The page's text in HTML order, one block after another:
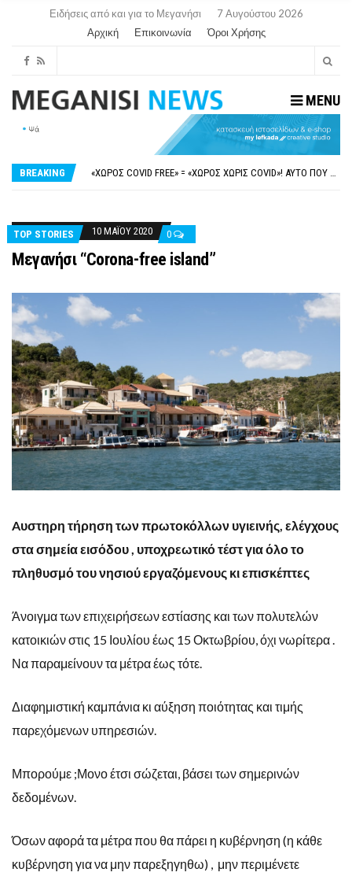
Ειδήσεις από και για το Μεγανήσι
7 Αυγούστου 2026
Αρχική
Επικοινωνία Όροι Χρήσης
MENU
BREAKING
ΝΥΔΡΊ:ΠΙΆΣΤΗΚΑΝ ΣΤΟ ΞΎΛΟ ΟΙ ΙΔΙΟΚΤΉΤΕΣ ΤΟΥΡΙΣΤΙΚΏΝ ΣΚΑΦΏΝ.
«ΧΏΡΟΣ COVID FREE» = «ΧΏΡΟΣ ΧΩΡΊΣ COVID»! ΑΥΤΌ ΠΟΥ ΚΑΝΕΊΣ ΔΕΝ ΈΧΕΙ ΤΟΛΜΉΣΕΙ ΝΑ ΡΩΤΉΣΕΙ
ΠΕΡΊ ΑΝΑΣΤΟΛΉΣ ΝΗΠΙΑΓΩΓΕΊΩΝ ΣΤΗ ΛΕΥΚΆΔΑ
TOP STORIES
10 ΜΑΪ́ΟΥ 2020 0
Μεγανήσι “Corona-free island”
Aυστηρη τήρηση των πρωτοκόλλων υγιεινής, ελέγχους
στα σημεία εισόδου , υποχρεωτικό τέστ για όλο το
πληθυσμό του νησιού εργαζόμενους κι επισκέπτες
Άνοιγμα των επιχειρήσεων εστίασης και των πολυτελών
κατοικιών στις 15 Ιουλίου έως 15 Οκτωβρίου, όχι νωρίτερα .
Να παραμείνουν τα μέτρα έως τότε.
Διαφημιστική καμπάνια κι αύξηση ποιότητας και τιμής
παρεχόμενων υπηρεσιών.
Μπορούμε ;Μονο έτσι σώζεται, βάσει των σημερινών
δεδομένων.
Όσων αφορά τα μέτρα που θα πάρει η κυβέρνηση (η κάθε
κυβέρνηση για να μην παρεξηγηθω) , μην περιμένετε